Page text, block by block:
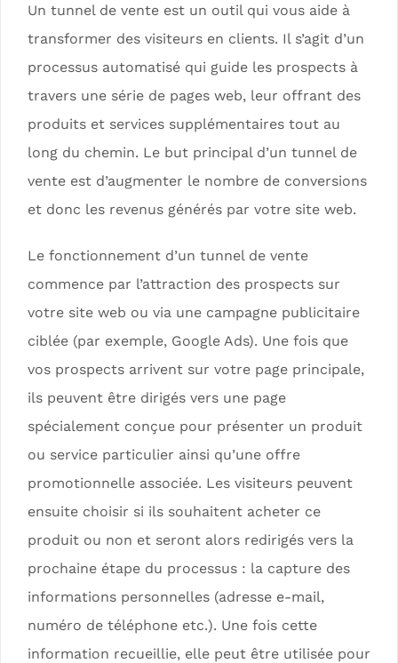
Un tunnel de vente est un outil qui vous aide à
transformer des visiteurs en clients. Il s’agit d’un
processus automatisé qui guide les prospects à
travers une série de pages web, leur offrant des
produits et services supplémentaires tout au
long du chemin. Le but principal d’un tunnel de
vente est d’augmenter le nombre de conversions
et donc les revenus générés par votre site web.
Le fonctionnement d’un tunnel de vente
commence par l’attraction des prospects sur
votre site web ou via une campagne publicitaire
ciblée (par exemple, Google Ads). Une fois que
vos prospects arrivent sur votre page principale,
ils peuvent être dirigés vers une page
spécialement conçue pour présenter un produit
ou service particulier ainsi qu’une offre
promotionnelle associée. Les visiteurs peuvent
ensuite choisir si ils souhaitent acheter ce
produit ou non et seront alors redirigés vers la
prochaine étape du processus : la capture des
informations personnelles (adresse e-mail,
numéro de téléphone etc.). Une fois cette
information recueillie, elle peut être utilisée pour